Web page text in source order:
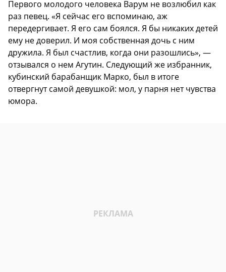
Первого молодого человека Варум не возлюбил как
раз певец. «Я сейчас его вспоминаю, аж
передергивает. Я его сам боялся. Я бы никаких детей
ему не доверил. И моя собственная дочь с ним
дружила. Я был счастлив, когда они разошлись», —
отзывался о нем Агутин. Следующий же избранник,
кубинский барабанщик Марко, был в итоге
отвергнут самой девушкой: мол, у парня нет чувства
юмора.